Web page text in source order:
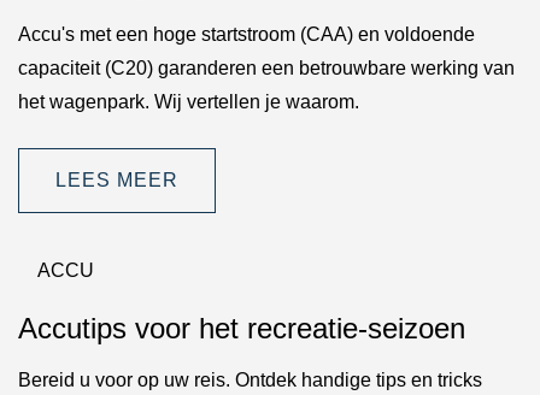
Accu's met een hoge startstroom (CAA) en voldoende
capaciteit (C20) garanderen een betrouwbare werking van
het wagenpark. Wij vertellen je waarom.
LEES MEER
ACCU
Accutips voor het recreatie-seizoen
Bereid u voor op uw reis. Ontdek handige tips en tricks